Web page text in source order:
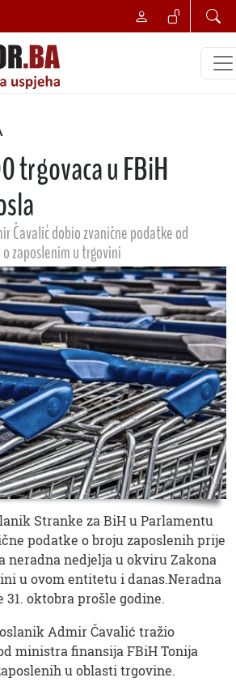
trgovaca u FBiH
Čavalić dobio zvanične podatke od
zaposlenim u trgovini
Stranke za BiH u Parlamentu
podatke o broju zaposlenih prije
neradna nedjelja u okviru Zakona
u ovom entitetu i danas.Neradna
31. oktobra prošle godine.
Admir Čavalić tražio
ministra finansija FBiH Tonija
u oblasti trgovine.